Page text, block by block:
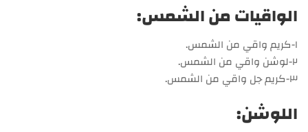
الواقيات من الشمس:
١-كريم واقي من الشمس.
٢-لوشن واقي من الشمس.
٣-كريم جل واقي من الشمس.
اللوشن: